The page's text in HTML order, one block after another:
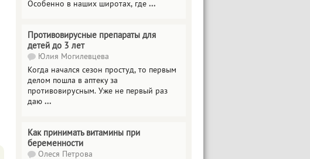
Особенно в наших широтах, где ...
Противовирусные препараты для
детей до 3 лет
Юлия Могилевцева
Когда начался сезон простуд, то первым
делом пошла в аптеку за
противовирусным. Уже не первый раз
даю ...
Как принимать витамины при
беременности
Олеся Петрова